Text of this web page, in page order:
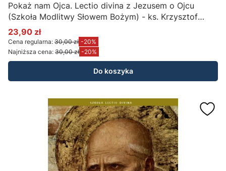
Pokaż nam Ojca. Lectio divina z Jezusem o Ojcu
(Szkoła Modlitwy Słowem Bożym) - ks. Krzysztof
Wons SDS (płyta CD MP3)
Cena promocyjna
23,90 zł
Cena regularna: 30,00 zł -20%
Najniższa cena: 30,00 zł -20%
Do koszyka